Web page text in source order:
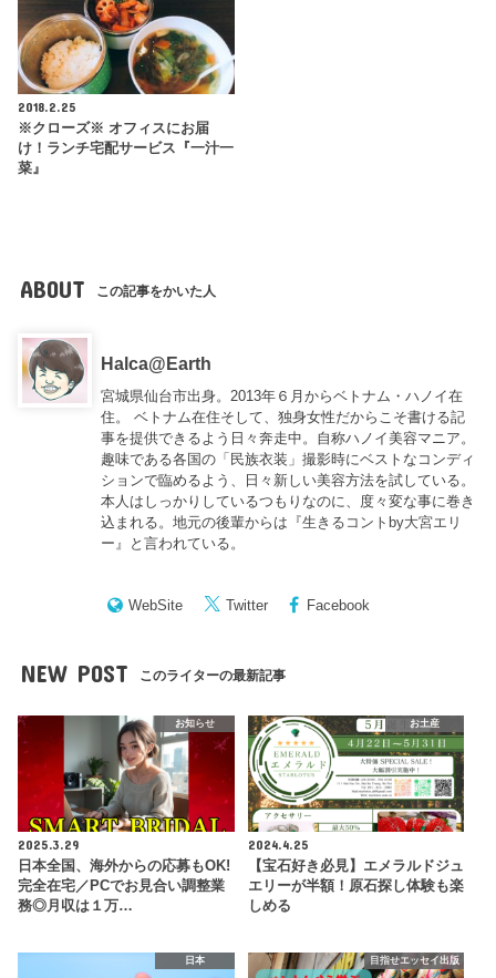
2018.2.25
※クローズ※ オフィスにお届
け！ランチ宅配サービス『一汁一
菜』
ABOUT この記事をかいた人
Halca@Earth
宮城県仙台市出身。2013年６月からベトナム・ハノイ在
住。 ベトナム在住そして、独身女性だからこそ書ける記
事を提供できるよう日々奔走中。自称ハノイ美容マニア。
趣味である各国の「民族衣装」撮影時にベストなコンディ
ションで臨めるよう、日々新しい美容方法を試している。
本人はしっかりしているつもりなのに、度々変な事に巻き
込まれる。地元の後輩からは『生きるコントby大宮エリ
ー』と言われている。
WebSite Twitter Facebook
NEW POST このライターの最新記事
お知らせ
2025.3.29
日本全国、海外からの応募もOK!
完全在宅／PCでお見合い調整業
務◎月収は１万…
お土産
2024.4.25
【宝石好き必見】エメラルドジュ
エリーが半額！原石探し体験も楽
しめる
日本 目指せエッセイ出版